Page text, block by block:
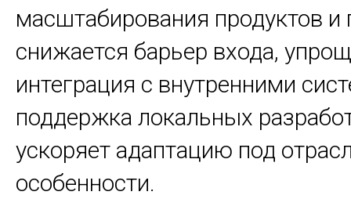
масштабирования продуктов и
снижается барьер входа,
интеграция с внутренними
поддержка локальных
ускоряет адаптацию под
особенности.